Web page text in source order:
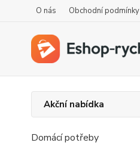
O nás Obchodní podmínky
Akční nabídka
Domácí potřeby